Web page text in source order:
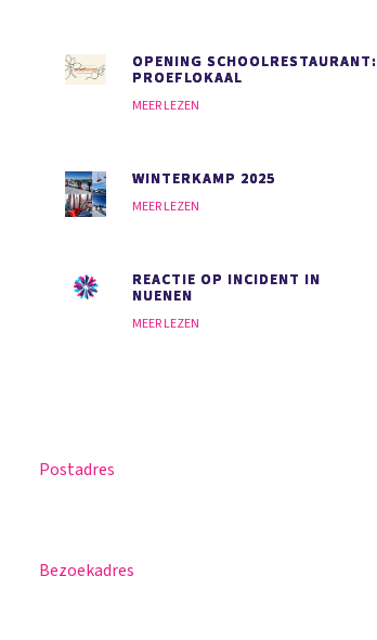
OPENING SCHOOLRESTAURANT:
PROEFLOKAAL
MEER LEZEN
WINTERKAMP 2025
MEER LEZEN
REACTIE OP INCIDENT IN
NUENEN
MEER LEZEN
Postadres
Bezoekadres